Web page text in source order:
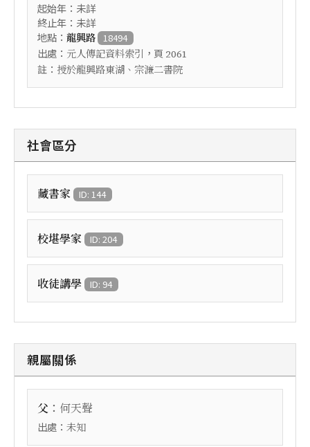
起始年：未詳
終止年：未詳
地點： 龍興路 18494
出處： 元人傳記資料索引 ，頁 2061
註： 授於龍興路東湖、宗濂二書院
社會區分
藏書家 ID: 144
校堪學家 ID: 204
收徒講學 ID: 94
親屬關係
父 ： 何天聲
出處： 未知